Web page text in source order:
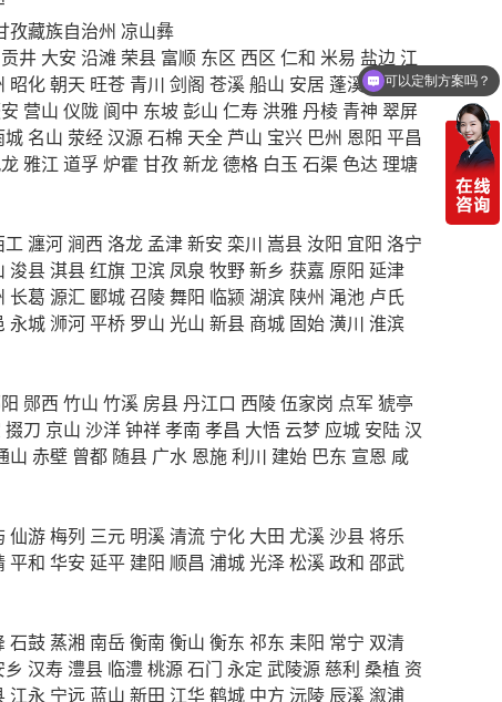
孜藏族自治州 凉山彝
贡井 大安 沿滩 荣县 富顺 东区 西区 仁和 米易 盐边 江
昭化朝天 旺苍 青川 剑阁 苍溪船山 安居 蓬溪大英
营山 仪陇 阆中 东坡彭山 仁寿 洪雅丹棱 青神 翠屏
城 名山 荥经汉源石棉 天全 芦山 宝兴 巴州 恩阳 平昌
雅江 道孚炉霍 甘孜新龙德格 白玉 石渠色达 理塘
工瀍河涧西 洛龙 孟津新安 栾川 嵩县 汝阳 宜阳 洛宁
浚县淇县红旗 卫滨 凤泉 牧野新乡 获嘉 原阳 延津
长葛 源汇 郾城召陵舞阳 临颍 湖滨 陕州 渑池 卢氏
永城浉河平桥 罗山 光山 新县 商城 固始潢川 淮滨
郧西 竹山 竹溪 房县丹江口 西陵伍家岗 点军 猇亭
掇刀 京山 沙洋钟祥孝南 孝昌 大悟 云梦 应城 安陆汉
山 赤壁 曾都 随县 广水 恩施利川 建始 巴东 宣恩 咸
仙游梅列 三元 明溪清流 宁化 大田 尤溪沙县将乐
平和 华安 延平 建阳 顺昌 浦城光泽松溪政和 邵武
石鼓 蒸湘 南岳衡南 衡山 衡东 祁东 耒阳 常宁 双清
乡 汉寿 澧县 临澧桃源石门 永定 武陵源 慈利 桑植 资
江永 宁远 蓝山 新田 江华鹤城 中方 沅陵 辰溪 溆浦
你们电话多少
可以定制方案吗？